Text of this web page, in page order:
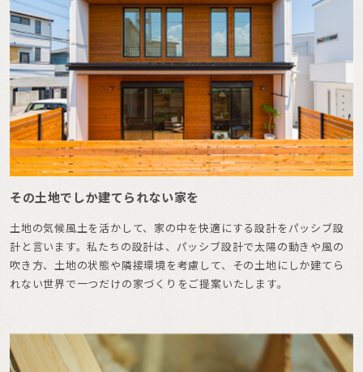
その土地でしか建てられない家を
土地の気候風土を活かして、家の中を快適にする設計をパッシブ設
計と言います。私たちの設計は、パッシブ設計で太陽の動きや風の
吹き方、土地の状態や隣接環境を考慮して、その土地にしか建てら
れない世界で一つだけの家づくりをご提案いたします。